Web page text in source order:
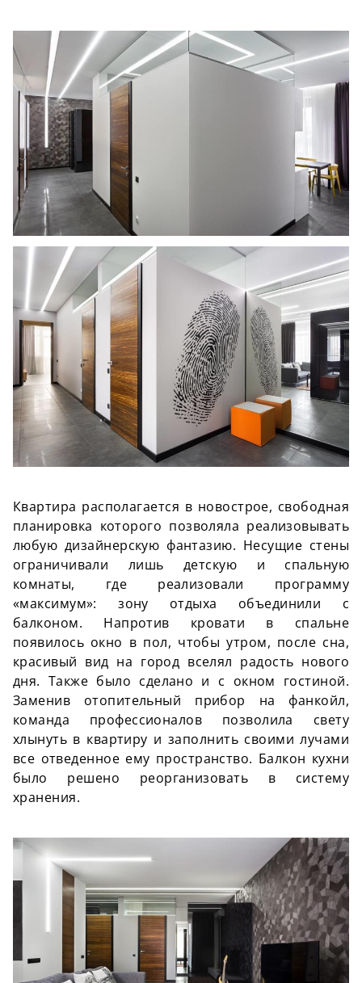
Квартира располагается в новострое, свободная
планировка которого позволяла реализовывать
любую дизайнерскую фантазию. Несущие стены
ограничивали лишь детскую и спальную
комнаты, где реализовали программу
«максимум»: зону отдыха объединили с
балконом. Напротив кровати в спальне
появилось окно в пол, чтобы утром, после сна,
красивый вид на город вселял радость нового
дня. Также было сделано и с окном гостиной.
Заменив отопительный прибор нафанкойл,
команда профессионалов позволила свету
хлынуть в квартиру и заполнить своими лучами
все отведенное ему пространство. Балкон кухни
было решено реорганизовать в систему
хранения.